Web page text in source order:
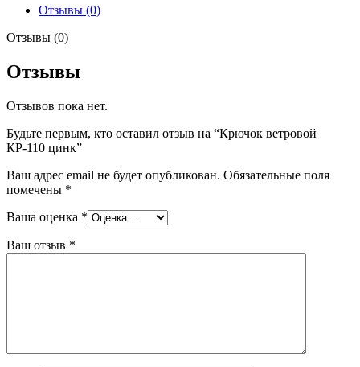
Отзывы (0)
Отзывы (0)
Отзывы
Отзывов пока нет.
Будьте первым, кто оставил отзыв на “Крючок ветровой
КР-110 цинк”
Ваш адрес email не будет опубликован. Обязательные поля
помечены *
Ваша оценка *
Ваш отзыв *